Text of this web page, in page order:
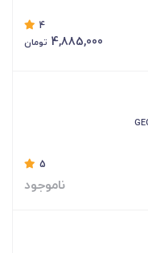
4
4,885,000 تومان
5
ناموجود